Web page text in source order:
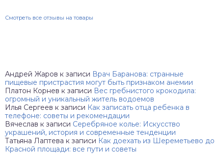
Смотреть все отзывы на товары
Андрей Жаров к записи Врач Баранова: странные
пищевые пристрастия могут быть признаком анемии
Платон Корнев к записи Вес гребнистого крокодила:
огромный и уникальный житель водоемов
Илья Сергеев к записи Как записать отца ребенка в
телефоне: советы и рекомендации
Вячеслав к записи Серебряное колье: Искусство
украшений, история и современные тенденции
Татьяна Лаптева к записи Как доехать из Шереметьево до
Красной площади: все пути и советы